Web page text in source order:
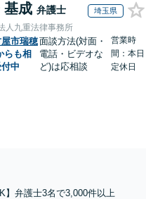
基成 弁護士 埼玉県
人九重法律事務所
市瑞穂
らも相
中
面談方法(対面・
電話・ビデオな
ど)は応相談
営業時
間：本日
定休日
】弁護士3名で3,000件以上